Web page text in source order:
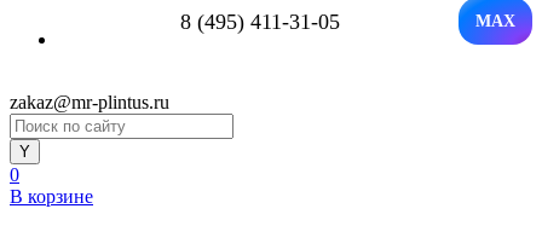
8 (495) 411-31-05 MAX
zakaz@mr-plintus.ru
0
В корзине